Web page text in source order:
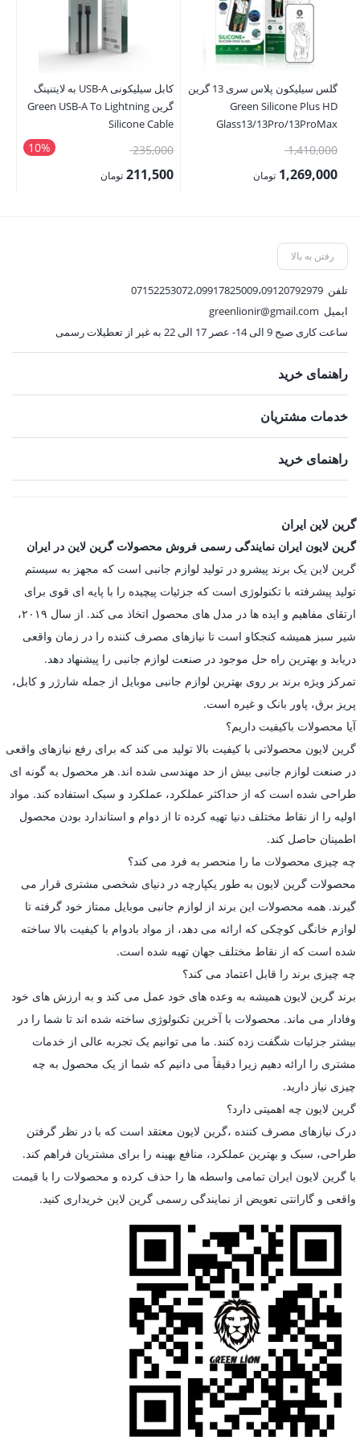
گلس سیلیکون پلاس سری 13 گرین
Green Silicone Plus HD
Glass13/13Pro/13ProMax
1,410,000قیمت
اصلی:1,269,000 تومان
1,269,000 تومان.
کابل سیلیکونی USB-A به لایتنینگ
گرین Green USB-A To Lightning
Silicone Cable
10% 235,000قیمت
اصلی:211,500 تومان
رفتن به بالا
تلفن 07152253072،09917825009،09120792979
ایمیل greenlionir@gmail.com
ساعت کاری صبح 9 الی 14- عصر 17 الی 22 به غیر از تعطیلات رسمی
راهنمای خرید
خدمات مشتریان
راهنمای خرید
گرین لاین ایران
گرین لایون ایران نمایندگی رسمی فروش محصولات گرین لاین در ایران
گرین لاین یک برند پیشرو در تولید لوازم جانبی است که مجهز به سیستم
تولید پیشرفته با تکنولوژی است که جزئیات پیچیده را با پایه ای قوی برای
ارتقای مفاهیم و ایده ها در مدل های محصول اتخاذ می کند. از سال ۲۰۱۹،
شیر سبز همیشه کنجکاو است تا نیازهای مصرف کننده را در زمان واقعی
دریابد و بهترین راه حل موجود در صنعت لوازم جانبی را پیشنهاد دهد.
تمرکز ویژه برند بر روی بهترین لوازم جانبی موبایل از جمله شارژر و کابل،
پریز برق، پاور بانک و غیره است.
آیا محصولات باکیفیت داریم؟
گرین لایون محصولاتی با کیفیت بالا تولید می کند که برای رفع نیازهای واقعی
در صنعت لوازم جانبی بیش از حد مهندسی شده اند. هر محصول به گونه ای
طراحی شده است که از حداکثر عملکرد، عملکرد و سبک استفاده کند. مواد
اولیه را از نقاط مختلف دنیا تهیه کرده تا از دوام و استاندارد بودن محصول
اطمینان حاصل کند.
چه چیزی محصولات ما را منحصر به فرد می کند؟
محصولات گرین لایون به طور یکپارچه در دنیای شخصی مشتری قرار می
گیرند. همه محصولات این برند از لوازم جانبی موبایل ممتاز خود گرفته تا
لوازم خانگی کوچکی که ارائه می دهد، از مواد بادوام با کیفیت بالا ساخته
شده است که از نقاط مختلف جهان تهیه شده است.
چه چیزی برند را قابل اعتماد می کند؟
برند گرین لایون همیشه به وعده های خود عمل می کند و به ارزش های خود
وفادار می ماند. محصولات با آخرین تکنولوژی ساخته شده اند تا شما را در
بیشتر جزئیات شگفت زده کنند. ما می توانیم یک تجربه عالی از خدمات
مشتری را ارائه دهیم زیرا دقیقاً می دانیم که شما از یک محصول به چه
چیزی نیاز دارید.
گرین لایون چه اهمیتی دارد؟
درک نیازهای مصرف کننده ،گرین لایون معتقد است که با در نظر گرفتن
طراحی، سبک و بهترین عملکرد، منافع بهینه را برای مشتریان فراهم کند.
با گرین لایون ایران تمامی واسطه ها را حذف کرده و محصولات را با قیمت
واقعی و گارانتی تعویض از نمایندگی رسمی گرین لاین خریداری کنید.